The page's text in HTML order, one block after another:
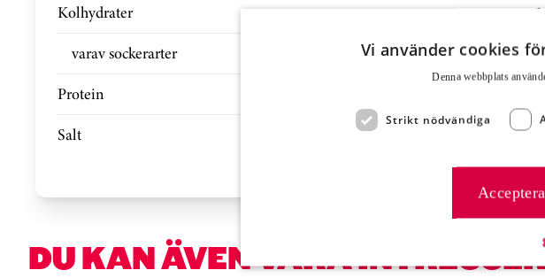
Kolhydrater
varav sockerarter
Protein
Salt
DU KAN ÄVEN VARA
Vi använder cookies
Denna webbplats
Strikt nödvändiga